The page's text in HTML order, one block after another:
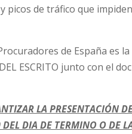
picos de tráfico que
de España es
ESCRITO junto con el
LA PRESENTACIÓN DE
DIA DE TERMINO O DE